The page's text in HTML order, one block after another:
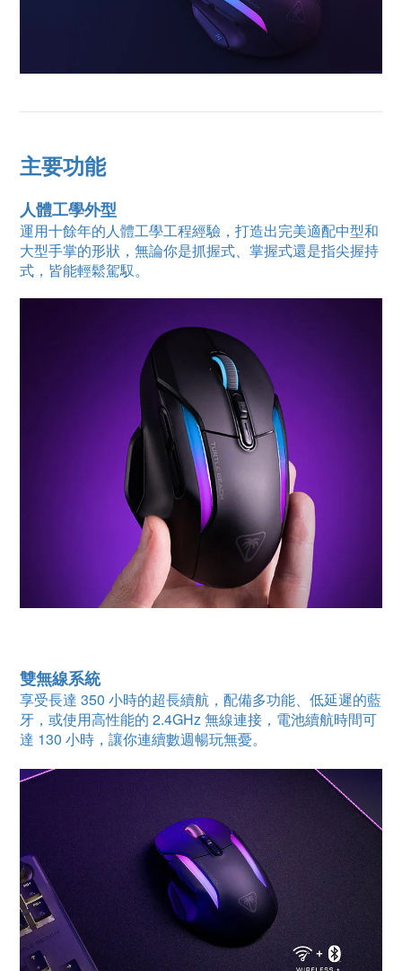
主要功能
人體工學外型
運用十餘年的人體工學工程經驗，打造出完美適配中型和
大型手掌的形狀，無論你是抓握式、掌握式還是指尖握持
式，皆能輕鬆駕馭。
雙無線系統
享受長達 350 小時的超長續航，配備多功能、低延遲的藍
牙，或使用高性能的 2.4GHz 無線連接，電池續航時間可
達 130 小時，讓你連續數週暢玩無憂。